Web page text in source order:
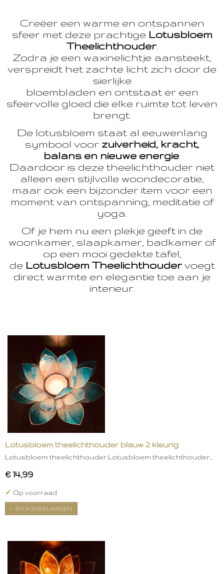
Creëer een warme en ontspannen
sfeer met deze prachtige Lotusbloem
Theelichthouder.
Zodra je een waxinelichtje aansteekt,
verspreidt het zachte licht zich door de
sierlijke
bloembladen en ontstaat er een
sfeervolle gloed die elke ruimte tot leven
brengt.
De lotusbloem staat al eeuwenlang
symbool voor zuiverheid, kracht,
balans en nieuwe energie
Daardoor is deze theelichthouder niet
alleen een stijlvolle woondecoratie,
maar ook een bijzonder item voor een
moment van ontspanning, meditatie of
yoga.
Of je hem nu een plekje geeft in de
woonkamer, slaapkamer, badkamer of
op een mooi gedekte tafel,
de Lotusbloem Theelichthoudervoegt
direct warmte en elegantie toe aan je
interieur.
Lotusbloem theelichthouder blauw 2 kleurig
Lotusbloem theelichthouder Lotusbloem theelichthouder…
€ 14,99
✓ Op voorraad
IN WINKELWAGEN